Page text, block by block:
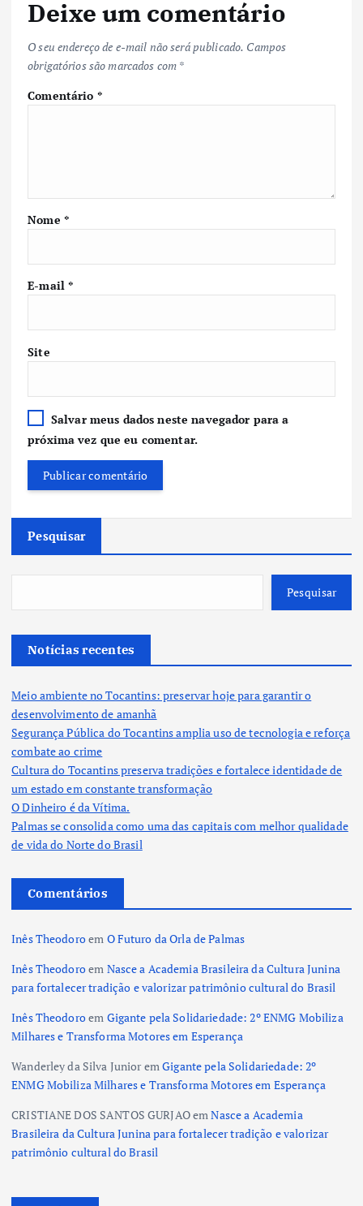
Deixe um comentário
O seu endereço de e-mail não será publicado. Campos
obrigatórios são marcados com *
Comentário *
Nome *
E-mail*
Site
Salvar meus dados neste navegador para a
próxima vez que eu comentar.
Pesquisar
Pesquisar
Notícias recentes
Meio ambiente no Tocantins: preservar hoje para garantir o
desenvolvimento de amanhã
Segurança Pública do Tocantins amplia uso de tecnologia e reforça
combate ao crime
Cultura do Tocantins preserva tradições e fortalece identidade de
um estado em constante transformação
O Dinheiro é da Vítima.
Palmas se consolida como uma das capitais com melhor qualidade
de vida do Norte do Brasil
Comentários
Inês Theodoroem O Futuro da Orla de Palmas
Inês Theodoroem Nasce a Academia Brasileira da Cultura Junina
para fortalecer tradição e valorizar patrimônio cultural do Brasil
Inês Theodoroem Gigante pela Solidariedade: 2º ENMG Mobiliza
Milhares e Transforma Motores em Esperança
Wanderley da Silva JunioremGigante pela Solidariedade: 2º
ENMG Mobiliza Milhares e Transforma Motores em Esperança
CRISTIANE DOS SANTOS GURJAOemNasce a Academia
Brasileira da Cultura Junina para fortalecer tradição e valorizar
patrimônio cultural do Brasil